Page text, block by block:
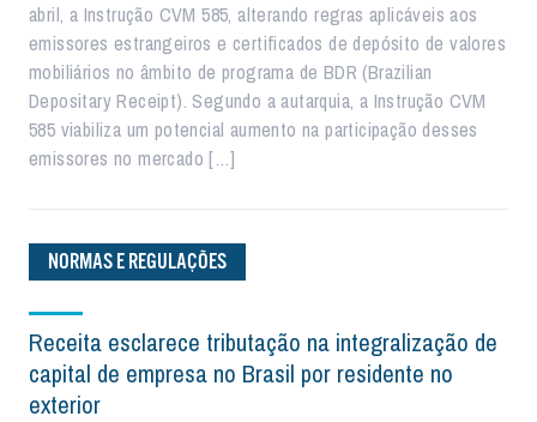
abril, a Instrução CVM 585, alterando regras aplicáveis aos
emissores estrangeiros e certificados de depósito de valores
mobiliários no âmbito de programa de BDR (Brazilian
Depositary Receipt). Segundo a autarquia, a Instrução CVM
585 viabiliza um potencial aumento na participação desses
emissores no mercado […]
NORMAS E REGULAÇÕES
Receita esclarece tributação na integralização de
capital de empresa no Brasil por residente no
exterior